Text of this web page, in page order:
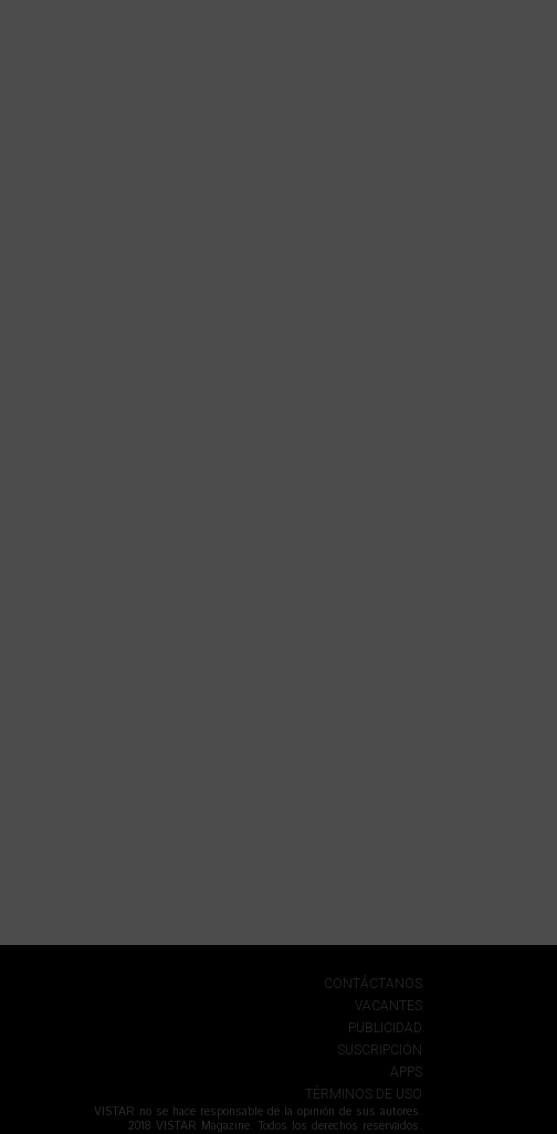
CONTÁCTANOS
VACANTES
PUBLICIDAD
SUSCRIPCIÓN
APPS
TÉRMINOS DE USO
VISTAR no se hace responsable de la opinión de sus autores.
2018 VISTAR Magazine. Todos los derechos reservados.